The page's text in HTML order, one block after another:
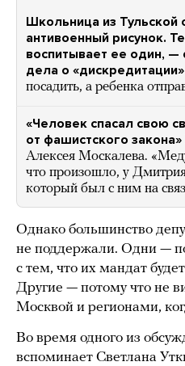
Школьница из Тульской
антивоенный рисунок.
воспитывает ее один, —
дела о
посадить, а ребенка
«Человек спасал свою
от фашистского закона»
Алексея Москалева.
что произошло, у
который был с ним на
Однако большинство
не поддержали. Одни —
с тем, что их мандат
Другие — потому что не
Москвой и регионами,
Во время одного из
вспоминает Светлана